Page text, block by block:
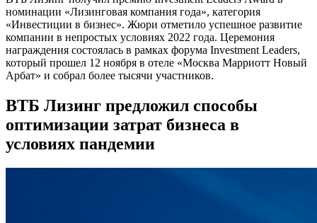
номинации «Лизинговая компания года», категория
«Инвестиции в бизнес». Жюри отметило успешное развитие
компании в непростых условиях 2022 года. Церемония
награждения состоялась в рамках форума Investment Leaders,
который прошел 12 ноября в отеле «Москва Марриотт Новый
Арбат» и собрал более тысячи участников.
ВТБ Лизинг предложил способы
оптимизации затрат бизнеса в
условиях пандемии